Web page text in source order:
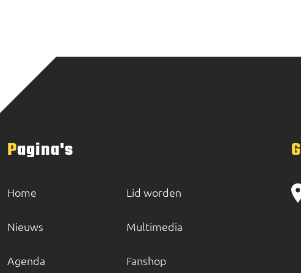
Pagina's
Home
Nieuws
Agenda
Lid worden
Multimedia
Fanshop